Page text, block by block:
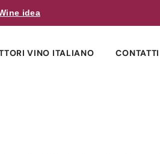
idea
VINO ITALIANO CONTATTI